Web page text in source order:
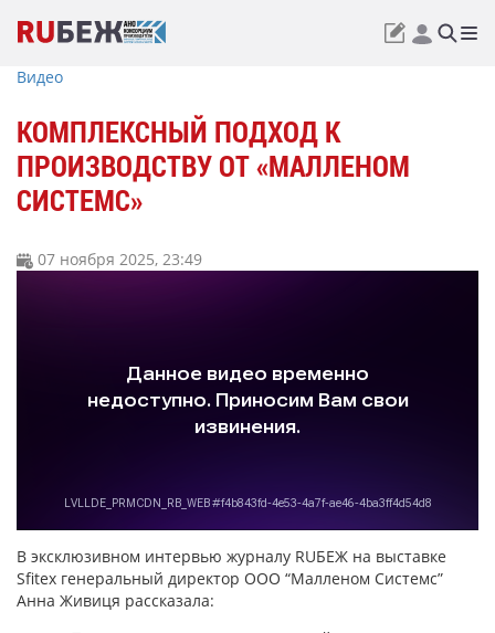
Видео
КОМПЛЕКСНЫЙ ПОДХОД К
ПРОИЗВОДСТВУ ОТ «МАЛЛЕНОМ
СИСТЕМС»
07 ноября 2025, 23:49
В эксклюзивном интервью журналу RUБЕЖ на выставке
Sfitex генеральный директор ООО “Малленом Системс”
Анна Живиця рассказала: